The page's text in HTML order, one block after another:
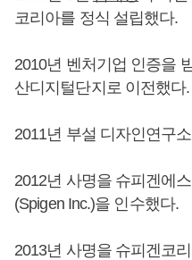
코리아를 정식 설립했다.
2010년 벤처기업 인증을
산디지털단지로 이전했다.
2011년 부설 디자인연구
2012년 사명을 슈피겐에
(Spigen Inc.)을 인수했다.
2013년 사명을 슈피겐코